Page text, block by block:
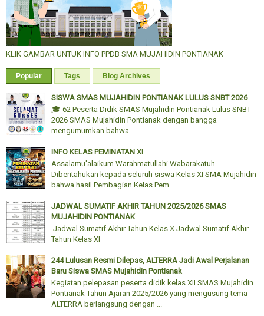
KLIK GAMBAR UNTUK INFO PPDB SMA MUJAHIDIN PONTIANAK
Popular Tags Blog Archives
SISWA SMAS MUJAHIDIN PONTIANAK LULUS SNBT 2026
🎓 62 Peserta Didik SMAS Mujahidin Pontianak Lulus SNBT
2026 SMAS Mujahidin Pontianak dengan bangga
mengumumkan bahwa ...
INFO KELAS PEMINATAN XI
Assalamu'alaikum Warahmatullahi Wabarakatuh.
Diberitahukan kepada seluruh siswa Kelas XI SMA Mujahidin
bahwa hasil Pembagian Kelas Pem...
JADWAL SUMATIF AKHIR TAHUN 2025/2026 SMAS
MUJAHIDIN PONTIANAK
Jadwal Sumatif Akhir Tahun Kelas X Jadwal Sumatif Akhir
Tahun Kelas XI
244 Lulusan Resmi Dilepas, ALTERRA Jadi Awal Perjalanan
Baru Siswa SMAS Mujahidin Pontianak
Kegiatan pelepasan peserta didik kelas XII SMAS Mujahidin
Pontianak Tahun Ajaran 2025/2026 yang mengusung tema
ALTERRA berlangsung dengan ...